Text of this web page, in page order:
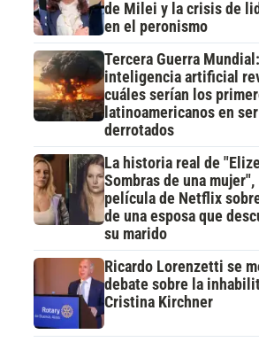
de Milei y la crisis de
en el peronismo
Tercera Guerra
inteligencia artificial
cuáles serían los
latinoamericanos en ser
derrotados
La historia real de
Sombras de una mujer",
película de Netflix
de una esposa que
su marido
Ricardo Lorenzetti se
debate sobre la
Cristina Kirchner